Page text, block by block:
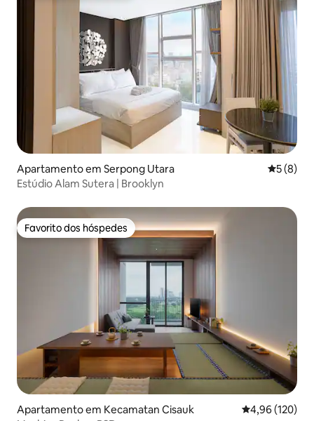
Apartamento em Serpong Utara
5 (8)
Estúdio Alam Sutera | Brooklyn
Favorito dos hóspedes
Favorito dos hóspedes
Apartamento em Kecamatan Cisauk Classificação
4,96 (120)